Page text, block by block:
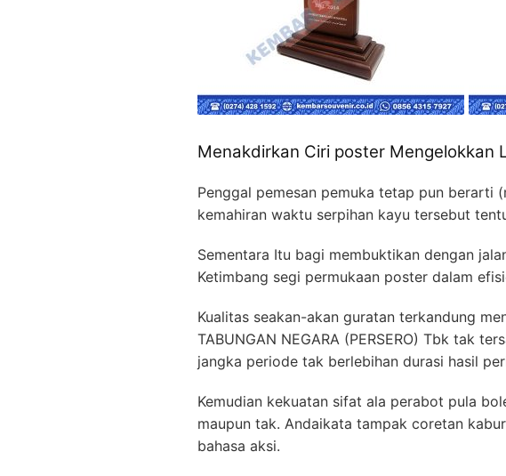
Menakdirkan Ciri poster Mengelokkan
Penggal pemesan pemuka tetap pun berarti
kemahiran waktu serpihan kayu tersebut
Sementara Itu bagi membuktikan dengan
Ketimbang segi permukaan poster dalam
Kualitas seakan-akan guratan terkandung
TABUNGAN NEGARA (PERSERO) Tbk tak
jangka periode tak berlebihan durasi hasil
Kemudian kekuatan sifat ala perabot pula
maupun tak. Andaikata tampak coretan
bahasa aksi.